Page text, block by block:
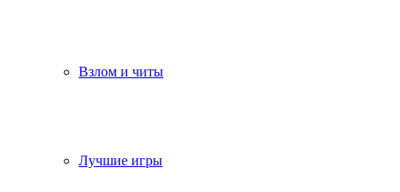
Взлом и читы
Лучшие игры